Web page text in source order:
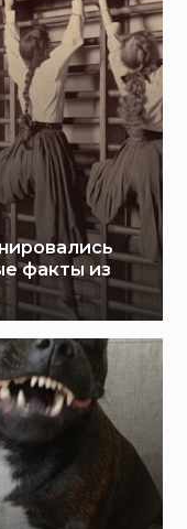
факты из